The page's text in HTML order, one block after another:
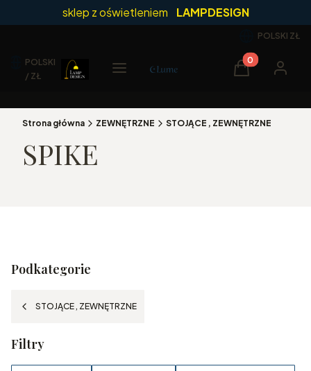
sklep z oświetleniem LAMPDESIGN
POLSKI ZŁ
POLSKI
/ ZŁ
Menu Produkty w
Koszyk
Strona główna ZEWNĘTRZNE STOJĄCE , ZEWNĘTRZNE
SPIKE
Podkategorie
STOJĄCE , ZEWNĘTRZNE
Filtry